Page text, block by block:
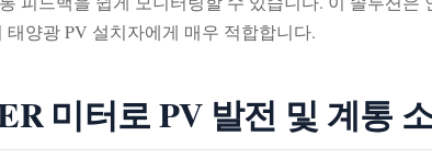
태양광 PV 설치자에게 매우 적합합니다.
미터로 PV 발전 및 계통